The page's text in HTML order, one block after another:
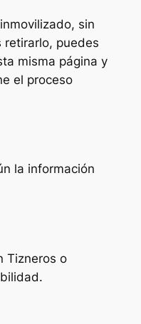
sin
retirarlo, puedes
misma página y
el proceso
la información
Tizneros o